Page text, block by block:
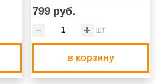
799 руб.
шт
в корзину